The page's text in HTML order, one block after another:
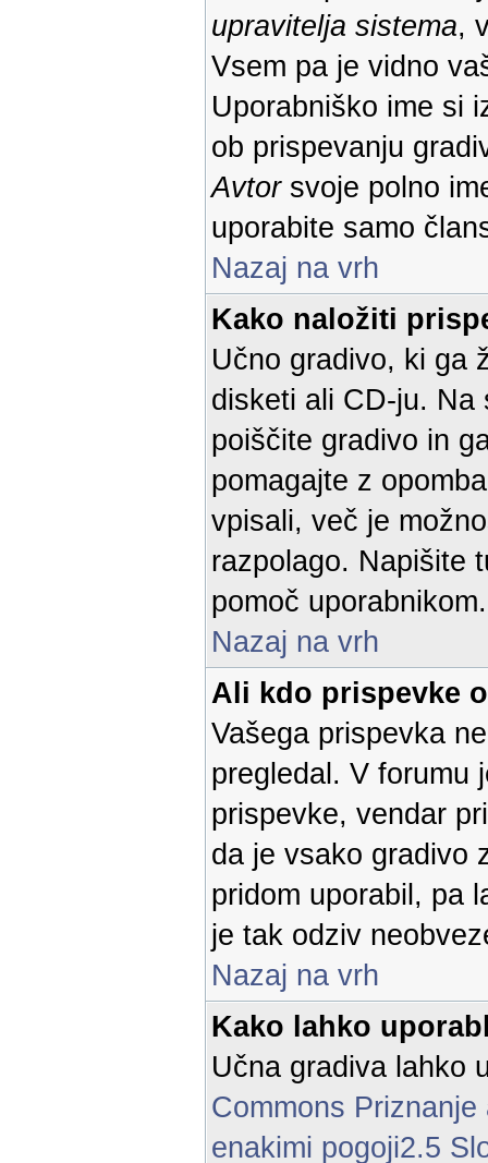
upravitelja sistema,
Vsem pa je vidno
Uporabniško ime si
ob prispevanju
Avtorsvoje polno
uporabite samo
Nazaj na vrh
Kako naložiti
Učno gradivo, ki ga
disketi ali CD-ju.
poiščite gradivo in
pomagajte z
vpisali, več je
razpolago. Napišite
pomoč uporabnikom.
Nazaj na vrh
Ali kdo prispevke
Vašega prispevka
pregledal. V forumu
prispevke, vendar
da je vsako gradivo
pridom uporabil, pa
je tak odziv
Nazaj na vrh
Kako lahko
Učna gradiva lahko
Commons
enakimi pogoji2.5